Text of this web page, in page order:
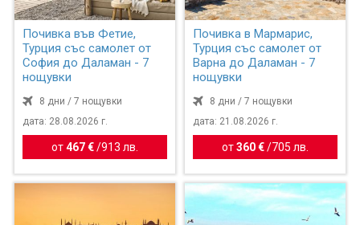
Почивка във Фетие,
Турция със самолет от
София до Даламан - 7
нощувки
8 дни / 7 нощувки
дата: 28.08.2026 г.
от467 € /913 лв.
Почивка в Мармарис,
Турция със самолет от
Варна до Даламан - 7
нощувки
8 дни / 7 нощувки
дата: 21.08.2026 г.
от360 €/ 705 лв.